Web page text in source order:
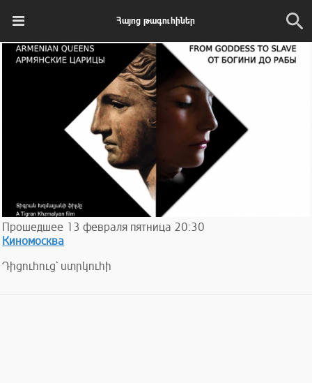
Հայոց թագուհիներ
Прошедшее 13 февраля пятница 20:30
Киномосква
Դիցուհուց` ստրկուհի